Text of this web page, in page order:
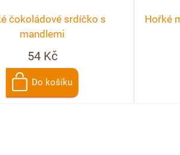
čokoládové srdíčko s
mandlemi
54 Kč
Do košíku
Hořké